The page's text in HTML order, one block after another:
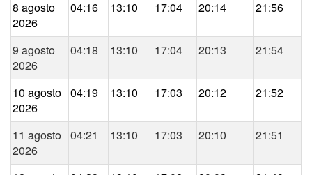
8 agosto
2026
04:16 13:10 17:04 20:14 21:56
9 agosto
2026
04:18 13:10 17:04 20:13 21:54
10 agosto
2026
04:19 13:10 17:03 20:12 21:52
11 agosto
2026
04:21 13:10 17:03 20:10 21:51